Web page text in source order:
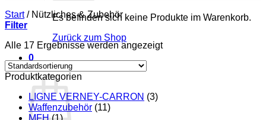
Es befinden sich keine Produkte im Warenkorb.
Zurück zum Shop
0
Warenkorb
Start /Nützliches & Zubehör
Filter
Alle 17 Ergebnisse werden angezeigt
Produktkategorien
LIGNE VERNEY-CARRON (3)
Waffenzubehör (11)
MFH (1)